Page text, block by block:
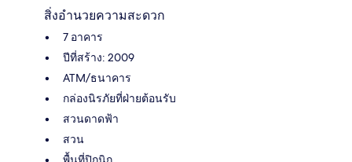
สิ่งอำนวยความสะดวก
7 อาคาร
ปีที่สร้าง: 2009
ATM/ธนาคาร
กล่องนิรภัยที่ฝ่ายต้อนรับ
สวนดาดฟ้า
สวน